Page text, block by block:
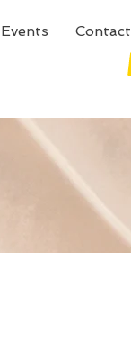
Events Contact